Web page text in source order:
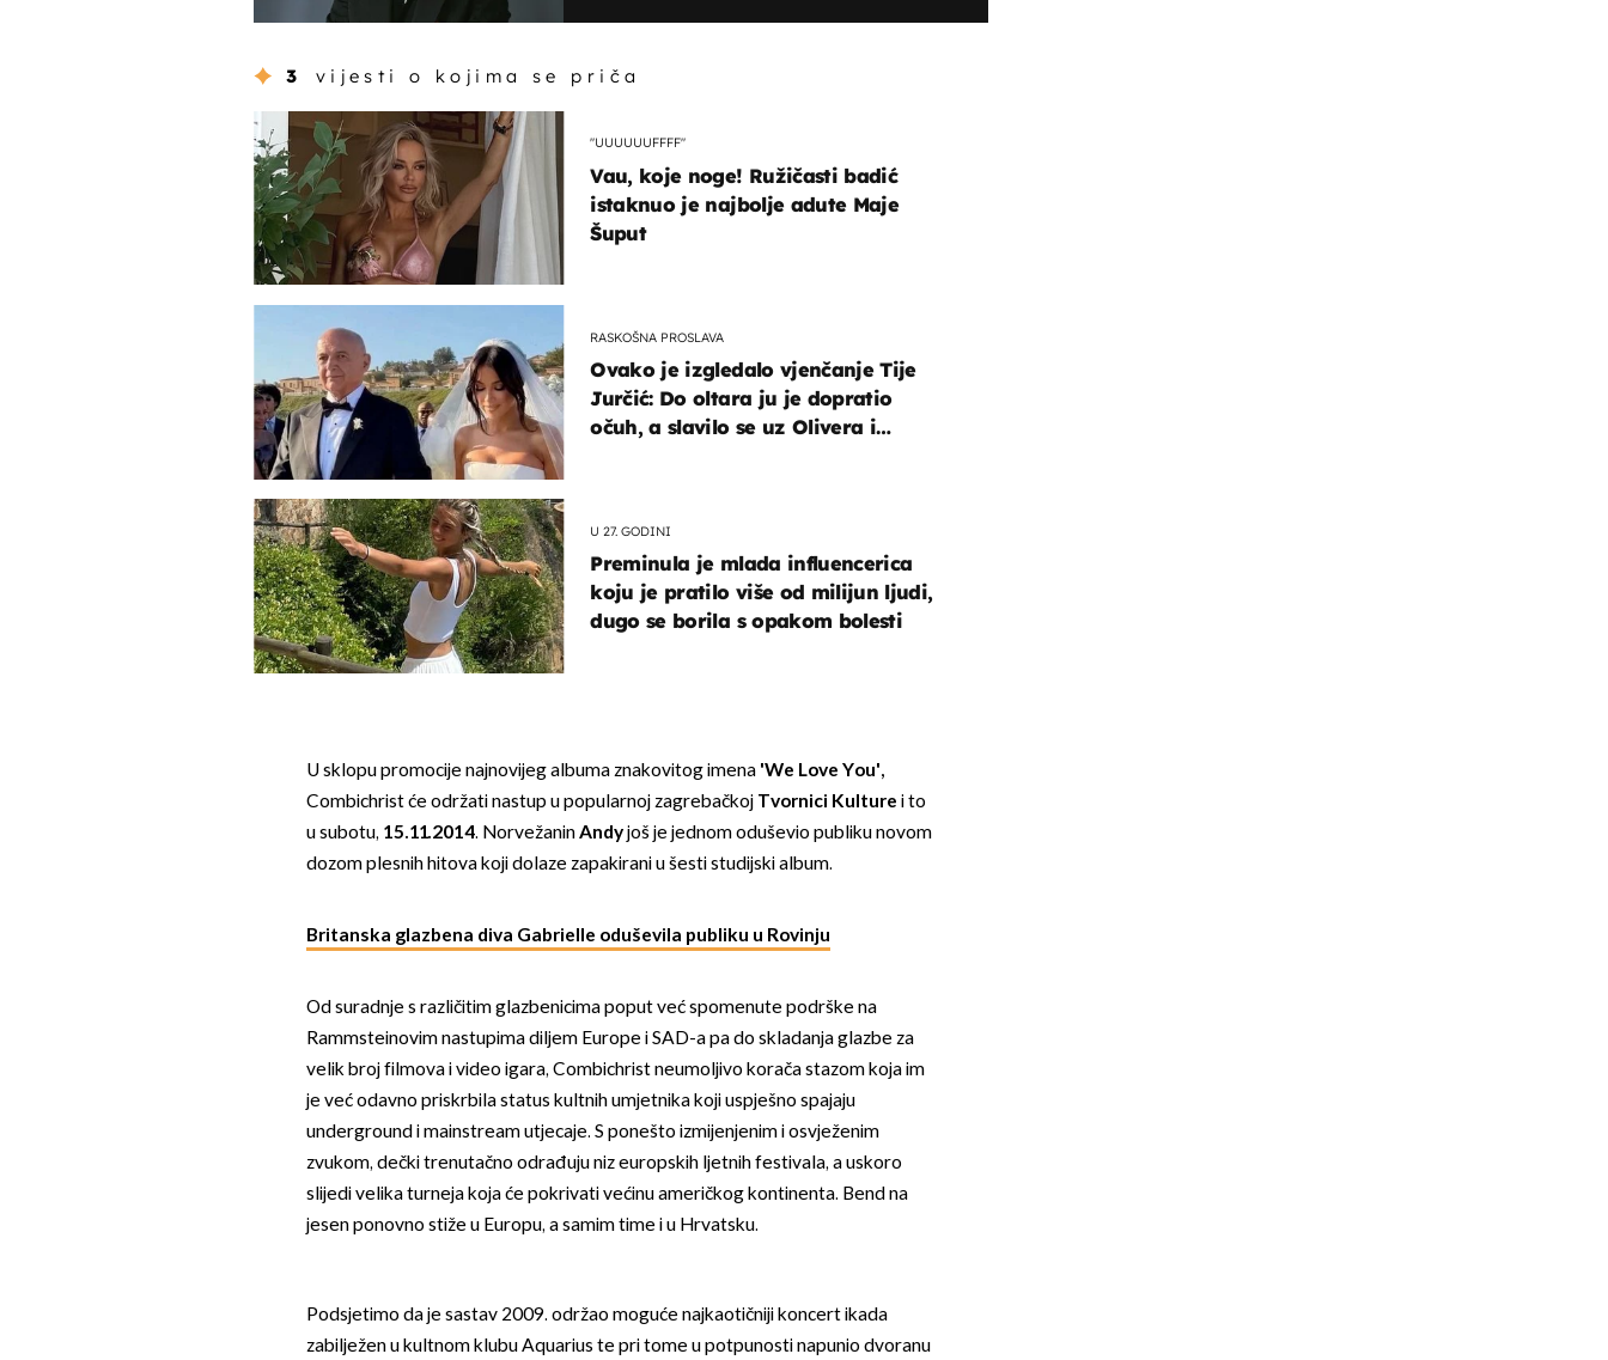
3 vijesti o kojima se priča
"UUUUUUFFFF"
Vau, koje noge! Ružičasti badić
istaknuo je najbolje adute Maje
Šuput
RASKOŠNA PROSLAVA
Ovako je izgledalo vjenčanje Tije
Jurčić: Do oltara ju je dopratio
očuh, a slavilo se uz Olivera i
U 27. GODINI
Preminula je mlada influencerica
koju je pratilo više od milijun ljudi,
dugo se borila s opakom bolesti
U sklopu promocije najnovijeg albuma znakovitog imena'We Love You',
Combichrist će održati nastup u popularnoj zagrebačkojTvornici Kulture i to
u subotu, 15.11.2014. NorvežaninAndyjoš je jednom oduševio publiku novom
dozom plesnih hitova koji dolaze zapakirani u šesti studijski album.
Britanska glazbena diva Gabrielle oduševila publiku u Rovinju
Od suradnje s različitim glazbenicima poput već spomenute podrške na
Rammsteinovim nastupima diljem Europe i SAD-a pa do skladanja glazbe za
velik broj filmova i video igara, Combichrist neumoljivo korača stazom koja im
je već odavno priskrbila status kultnih umjetnika koji uspješno spajaju
underground i mainstream utjecaje. S ponešto izmijenjenim i osvježenim
zvukom, dečki trenutačno odrađuju niz europskih ljetnih festivala, a uskoro
slijedi velika turneja koja će pokrivati većinu američkog kontinenta. Bend na
jesen ponovno stiže u Europu, a samim time i u Hrvatsku.
Podsjetimo da je sastav 2009. održao moguće najkaotičniji koncert ikada
zabilježen u kultnom klubu Aquarius te pri tome u potpunosti napunio dvoranu
OMOGUĆI OBAVIJESTI